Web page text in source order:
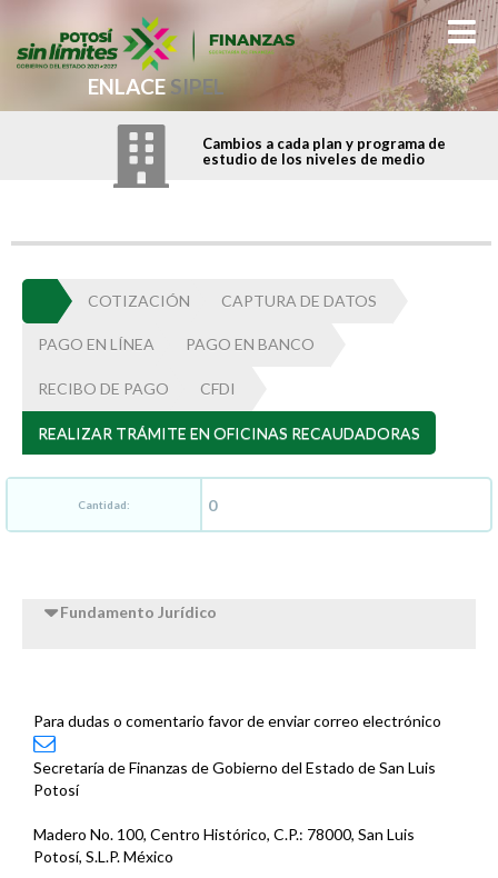
ENLACESIPEL
Cambios a cada plan y programa de
estudio de los niveles de medio
COTIZACIÓN CAPTURA DE DATOS
PAGO EN LÍNEA PAGO EN BANCO
RECIBO DE PAGO CFDI
REALIZAR TRÁMITE EN OFICINAS RECAUDADORAS
Cantidad:
Fundamento Jurídico
Para dudas o comentario favor de enviar correo electrónico
Secretaría de Finanzas de Gobierno del Estado de San Luis
Potosí
Madero No. 100, Centro Histórico, C.P.: 78000, San Luis
Potosí, S.L.P. México